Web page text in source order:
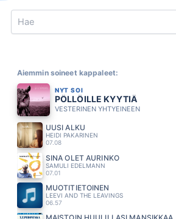
Search
Aiemmin soineet kappaleet:
NYT SOI
PÖLLÖILLE KYYTIÄ
VESTERINEN YHTYEINEEN
UUSI ALKU
HEIDI PAKARINEN
07.08
SINÄ OLET AURINKO
SAMULI EDELMANN
07.01
MUOTITIETOINEN
LEEVI AND THE LEAVINGS
06.57